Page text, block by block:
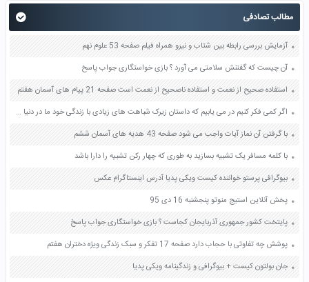
مطالب تصادفی
آزمایش بررسی رابطه بین شتاب و نیرو همراه فیلم صفحه 53 علوم نهم
آن چیست که گفتنش سلامتی می آورد ؟ بازی خواستگاری جواب پاسخ
استفاده صحیح از نعمت و استفاده ناصحیح از نعمت است صفحه 21 پیام های آسمان هفتم
اگر کمی فکر کنیم در می یابیم که داستان زیرک شباهت های زیادی با زندگی خود ما در دنیا دارد این شباهت ها را پیدا کنید و مانند نمونه جا های خالی را پر کنید صفحه 42 پیام های آسمان هفتم
با گرفتن آن نماز آیات واجب می شود صفحه 43 هدیه های آسمان ششم
با کلمه مسافر یک تشبیه بسازید به طوری که چهار رکن تشبیه را دارا باشد
بیوگرافی پرستو خواننده کیست ویکی پدیا آدرس اینستاگرام عکس
پخش آنلاین استیج منوتو پنجشنبه 16 دی 95
پایتخت کشور جمهوری آذربایجان کجاست ؟ بازی خواستگاری جواب پاسخ
پوشش چه تفاوتی با حجاب دارد صفحه 17 تفکر و سبک زندگی ویژه دختران هفتم
جان بولتون کیست + بیوگرافی و زندگینامه ویکی پدیا